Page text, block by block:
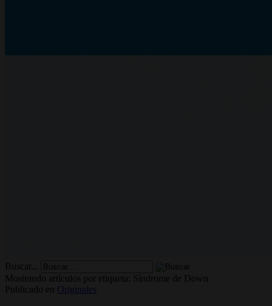
Buscar...
Mostrando artículos por etiqueta: Síndrome de Down
Publicado en
Originales